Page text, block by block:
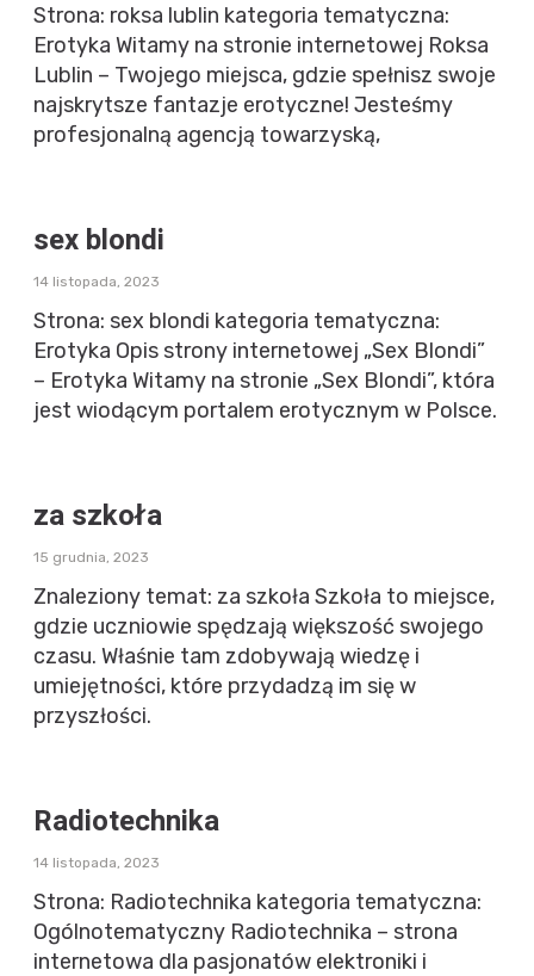
Strona: roksa lublin kategoria tematyczna:
Erotyka Witamy na stronie internetowej Roksa
Lublin – Twojego miejsca, gdzie spełnisz swoje
najskrytsze fantazje erotyczne! Jesteśmy
profesjonalną agencją towarzyską,
sex blondi
14 listopada, 2023
Strona: sex blondi kategoria tematyczna:
Erotyka Opis strony internetowej „Sex Blondi”
– Erotyka Witamy na stronie „Sex Blondi”, która
jest wiodącym portalem erotycznym w Polsce.
za szkoła
15 grudnia, 2023
Znaleziony temat: za szkoła Szkoła to miejsce,
gdzie uczniowie spędzają większość swojego
czasu. Właśnie tam zdobywają wiedzę i
umiejętności, które przydadzą im się w
przyszłości.
Radiotechnika
14 listopada, 2023
Strona: Radiotechnika kategoria tematyczna:
Ogólnotematyczny Radiotechnika – strona
internetowa dla pasjonatów elektroniki i